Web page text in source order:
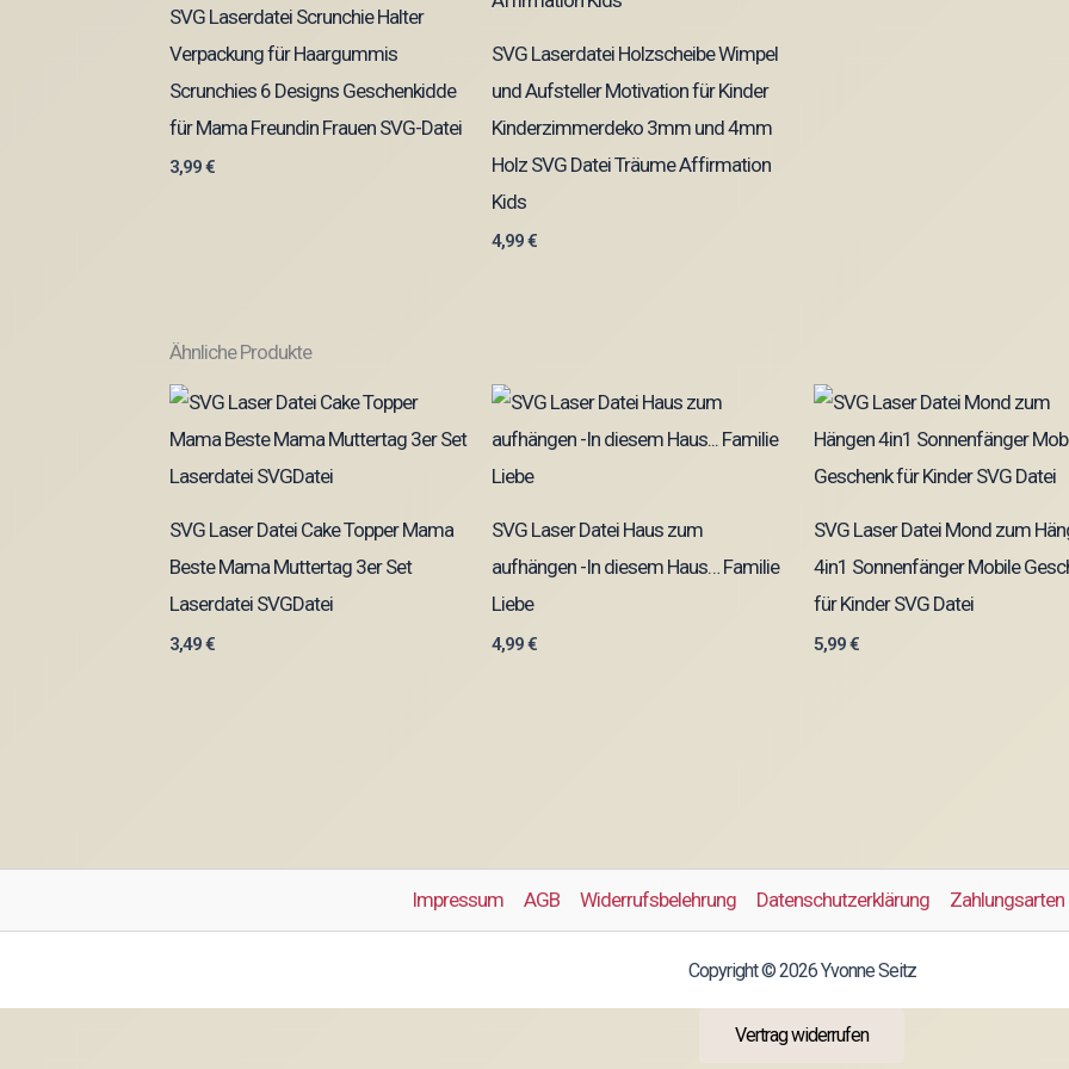
SVG Laserdatei Scrunchie Halter
Verpackung für Haargummis
Scrunchies 6 Designs Geschenkidde
für Mama Freundin Frauen SVG-Datei
3,99€
SVG Laserdatei Holzscheibe Wimpel
und Aufsteller Motivation für Kinder
Kinderzimmerdeko 3mm und 4mm
Holz SVG Datei Träume Affirmation
Kids
4,99€
Ähnliche Produkte
SVG Laser Datei Cake Topper Mama
Beste Mama Muttertag 3er Set
Laserdatei SVGDatei
3,49€
SVG Laser Datei Haus zum
aufhängen -In diesem Haus… Familie
Liebe
4,99€
SVG Laser Datei Mond zum
4in1 Sonnenfänger Mobile
für Kinder SVG Datei
5,99€
Impressum AGB Widerrufsbelehrung Datenschutzerklärung Zahlungsarten
Copyright © 2026 Yvonne Seitz
Vertrag widerrufen